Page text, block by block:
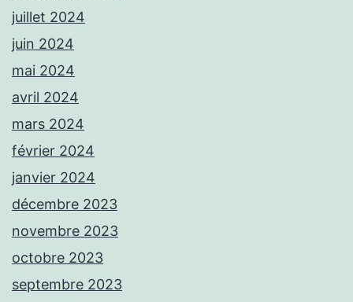
juillet 2024
juin 2024
mai 2024
avril 2024
mars 2024
février 2024
janvier 2024
décembre 2023
novembre 2023
octobre 2023
septembre 2023